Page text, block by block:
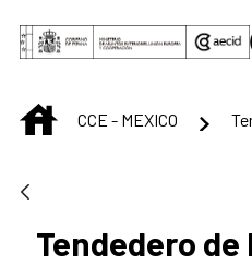
Saltar al contenido principal
INICIOCCE - MEXICO
Tendedero